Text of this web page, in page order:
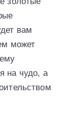
вам
может
на чудо, а